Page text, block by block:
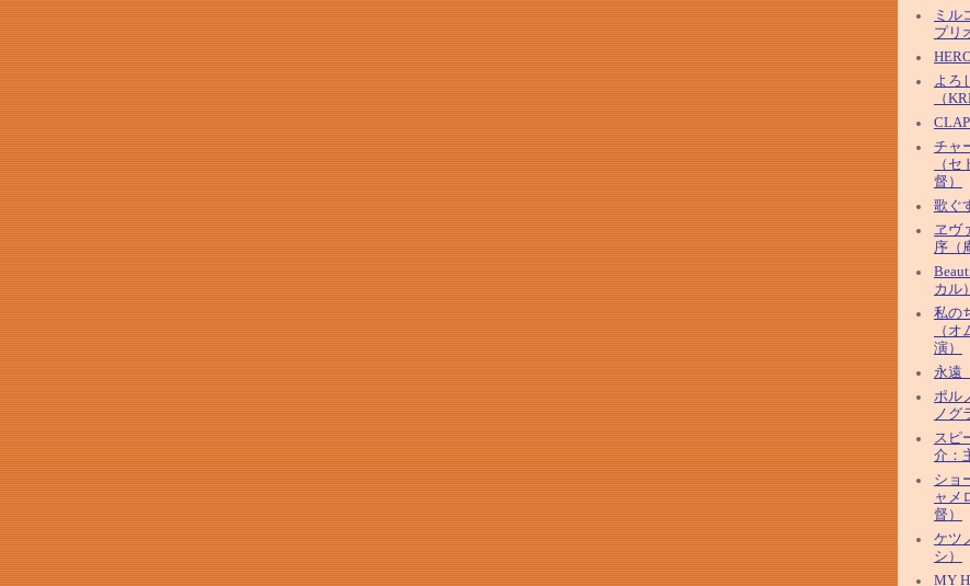
ミル
プリ
よろ
（
チャ
（
督）
歌ぐ
ヱヴ
序（
カル）
私の
（
演）
永遠
ポル
ノグ
スピ
介：
ショ
ャメ
督）
ケツ
シ）
MY